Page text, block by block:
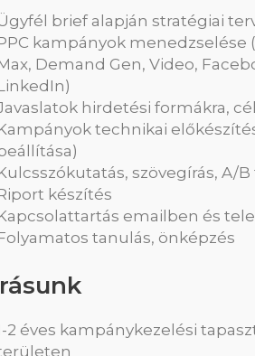
brief alapján stratégiai
kampányok menedzselése
Demand Gen, Video,
hirdetési formákra,
technikai
szövegírás, A/
készítés
emailben és
tanulás, önképzés
2 éves kampánykezelési